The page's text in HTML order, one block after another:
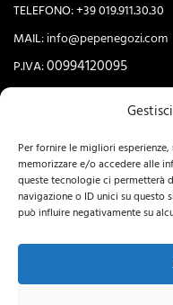
Per fornire le migliori
memorizzare e/o accedere alle
queste tecnologie ci permetterà
navigazione o ID unici su questo
può influire negativamente su
TELEFONO: +39 019.911.30.30
MAIL: info@pepenegozi.com
P.IVA:00994120095